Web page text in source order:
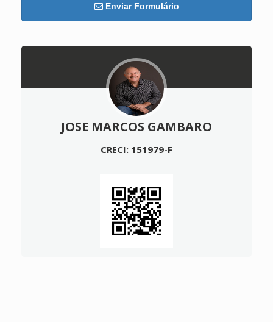
Enviar Formulário
JOSE MARCOS GAMBARO
CRECI: 151979-F